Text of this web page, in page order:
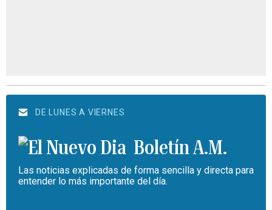
DE LUNES A VIERNES
Boletín A.M.
Las noticias explicadas de forma sencilla y directa para
entender lo más importante del día.